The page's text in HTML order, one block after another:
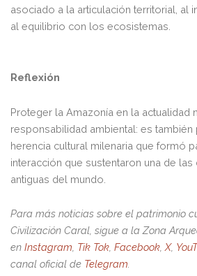
asociado a la articulación territorial, al
al equilibrio con los ecosistemas.
Reflexión
Proteger la Amazonía en la actualidad
responsabilidad ambiental: es también
herencia cultural milenaria que formó
interacción que sustentaron una de
antiguas del mundo.
Para más noticias sobre el patrimonio
Civilización Caral, sigue a la Zona
en Instagram Tik Tok Facebook X,
canal oficial de Telegram